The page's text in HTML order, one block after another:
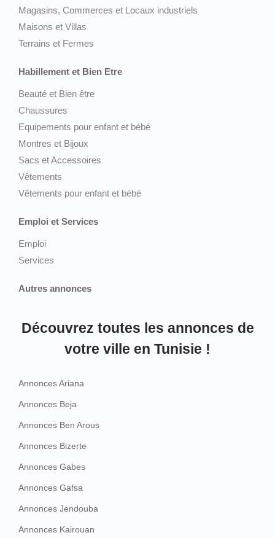
Magasins, Commerces et Locaux industriels
Maisons et Villas
Terrains et Fermes
Habillement et Bien Etre
Beauté et Bien être
Chaussures
Equipements pour enfant et bébé
Montres et Bijoux
Sacs et Accessoires
Vêtements
Vêtements pour enfant et bébé
Emploi et Services
Emploi
Services
Autres annonces
Découvrez toutes les annonces de
votre ville en Tunisie !
Annonces Ariana
Annonces Beja
Annonces Ben Arous
Annonces Bizerte
Annonces Gabes
Annonces Gafsa
Annonces Jendouba
Annonces Kairouan